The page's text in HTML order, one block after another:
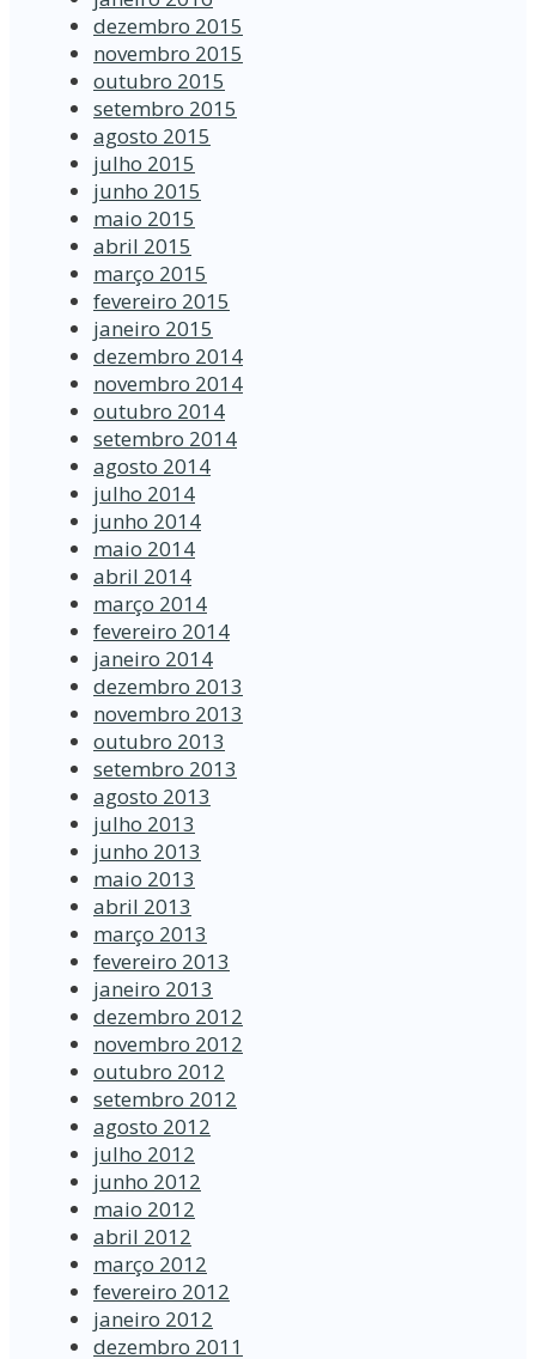
dezembro 2015
novembro 2015
outubro 2015
setembro 2015
agosto 2015
julho 2015
junho 2015
maio 2015
abril 2015
março 2015
fevereiro 2015
janeiro 2015
dezembro 2014
novembro 2014
outubro 2014
setembro 2014
agosto 2014
julho 2014
junho 2014
maio 2014
abril 2014
março 2014
fevereiro 2014
janeiro 2014
dezembro 2013
novembro 2013
outubro 2013
setembro 2013
agosto 2013
julho 2013
junho 2013
maio 2013
abril 2013
março 2013
fevereiro 2013
janeiro 2013
dezembro 2012
novembro 2012
outubro 2012
setembro 2012
agosto 2012
julho 2012
junho 2012
maio 2012
abril 2012
março 2012
fevereiro 2012
janeiro 2012
dezembro 2011